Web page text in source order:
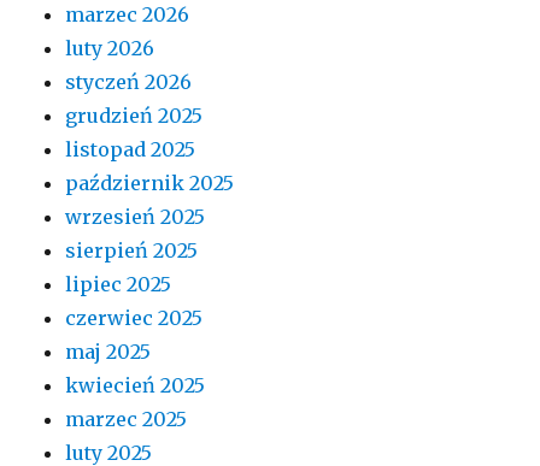
marzec 2026
luty 2026
styczeń 2026
grudzień 2025
listopad 2025
październik 2025
wrzesień 2025
sierpień 2025
lipiec 2025
czerwiec 2025
maj 2025
kwiecień 2025
marzec 2025
luty 2025